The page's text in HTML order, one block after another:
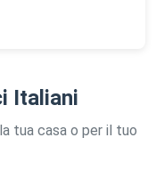
Italiani
tua casa o per il tuo